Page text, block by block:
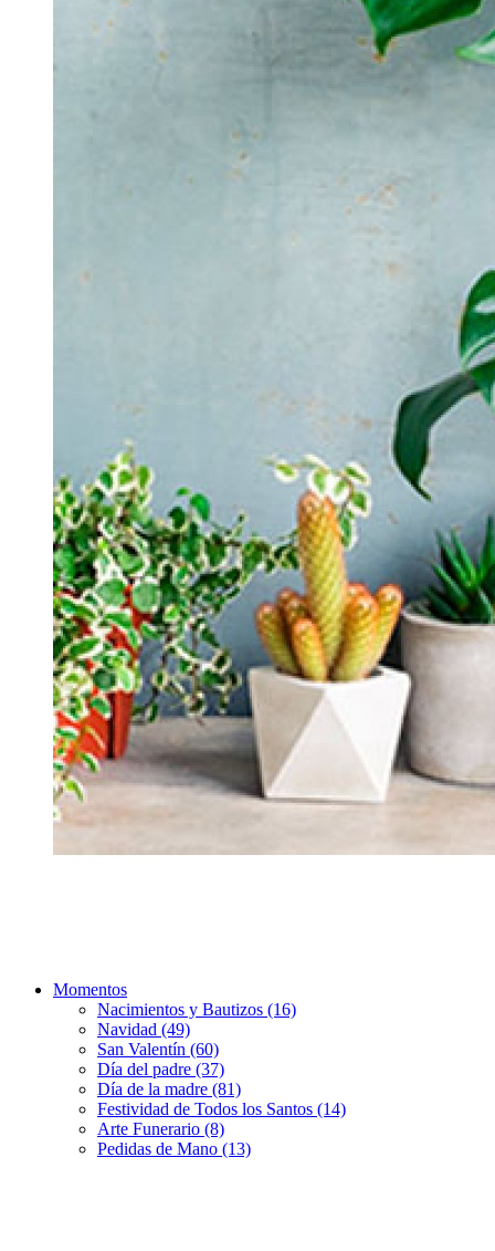
Momentos
Nacimientos y Bautizos (16)
Navidad (49)
San Valentín (60)
Día del padre (37)
Día de la madre (81)
Festividad de Todos los Santos (14)
Arte Funerario (8)
Pedidas de Mano (13)